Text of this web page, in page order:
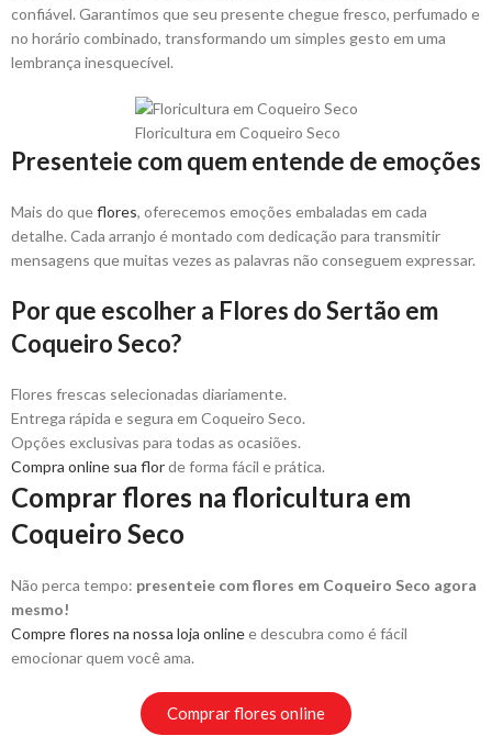
confiável. Garantimos que seu presente chegue fresco, perfumado e
no horário combinado, transformando um simples gesto em uma
lembrança inesquecível.
Floricultura em Coqueiro Seco
Presenteie com quem entende de emoções
Mais do queflores, oferecemos emoções embaladas em cada
detalhe. Cada arranjo é montado com dedicação para transmitir
mensagens que muitas vezes as palavras não conseguem expressar.
Por que escolher a Flores do Sertão em
Coqueiro Seco?
Flores frescas selecionadas diariamente.
Entrega rápida e segura em Coqueiro Seco.
Opções exclusivas para todas as ocasiões.
Compra online sua florde forma fácil e prática.
Comprar flores na floricultura em
Coqueiro Seco
Não perca tempo: presenteie com flores em Coqueiro Seco agora
mesmo!
Compre flores na nossa loja onlinee descubra como é fácil
emocionar quem você ama.
Comprar flores online